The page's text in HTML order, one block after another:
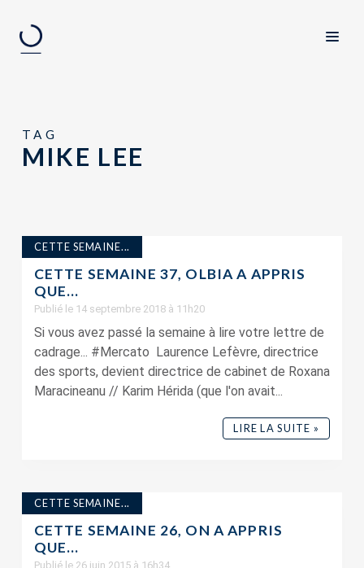
TAG
MIKE LEE
CETTE SEMAINE...
CETTE SEMAINE 37, OLBIA A APPRIS
QUE…
Publié le 14 septembre 2018 à 11h20
Si vous avez passé la semaine à lire votre lettre de
cadrage... #Mercato Laurence Lefèvre, directrice
des sports, devient directrice de cabinet de Roxana
Maracineanu // Karim Hérida (que l'on avait...
LIRE LA SUITE »
CETTE SEMAINE...
CETTE SEMAINE 26, ON A APPRIS
QUE…
Publié le 26 juin 2015 à 16h34